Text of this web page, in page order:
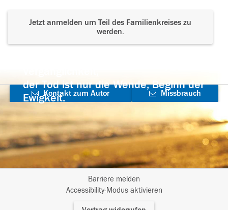
Jetzt anmelden um Teil des Familienkreises zu
werden.
der Tod ist nur die Wende, Beginn der
Ewigkeit.
Kontakt zum Autor
aufnehmen
Missbrauch
Barriere melden
Accessibility-Modus aktivieren